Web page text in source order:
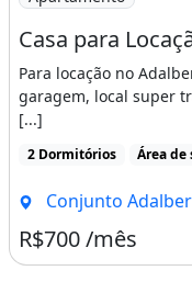
Casa para
Para locação no
garagem, local super
[...]
2 Dormitórios Área de
Conjunto
R$700 /mês